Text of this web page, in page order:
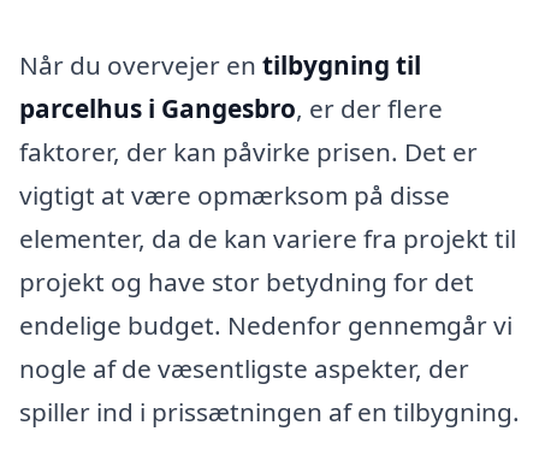
Når du overvejer en tilbygning til
parcelhus i Gangesbro, er der flere
faktorer, der kan påvirke prisen. Det er
vigtigt at være opmærksom på disse
elementer, da de kan variere fra projekt til
projekt og have stor betydning for det
endelige budget. Nedenfor gennemgår vi
nogle af de væsentligste aspekter, der
spiller ind i prissætningen af en tilbygning.